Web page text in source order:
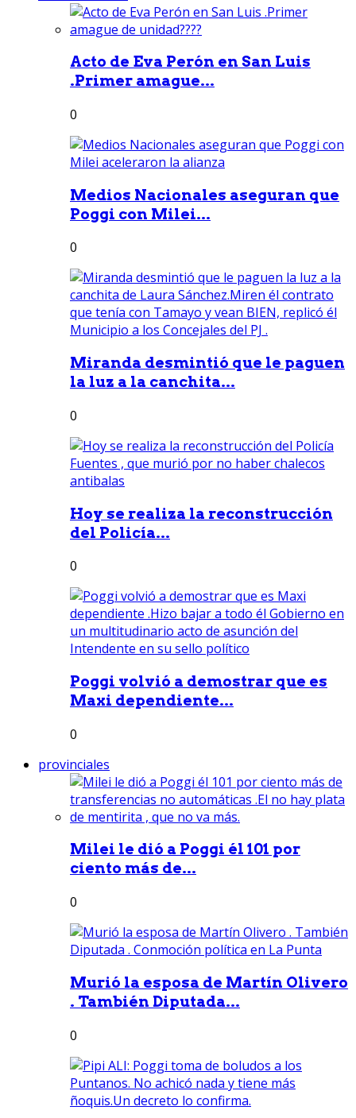
Acto de Eva Perón en San Luis
.Primer amague...
0
Medios Nacionales aseguran que
Poggi con Milei...
0
Miranda desmintió que le paguen
la luz a la canchita...
0
Hoy se realiza la reconstrucción
del Policía...
0
Poggi volvió a demostrar que es
Maxi dependiente...
0
provinciales
Milei le dió a Poggi él 101 por
ciento más de...
0
Murió la esposa de Martín Olivero
. También Diputada...
0